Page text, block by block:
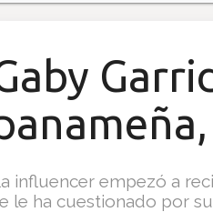
influencer empezó a
le ha cuestionado por